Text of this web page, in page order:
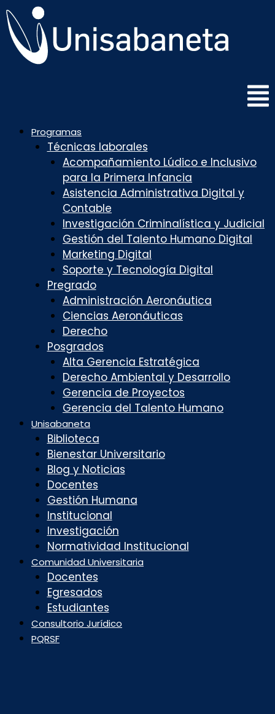
Saltar
al
contenido
Programas
Técnicas laborales
Acompañamiento Lúdico e Inclusivo
para la Primera Infancia
Asistencia Administrativa Digital y
Contable
Investigación Criminalística y Judicial
Gestión del Talento Humano Digital
Marketing Digital
Soporte y Tecnología Digital
Pregrado
Administración Aeronáutica
Ciencias Aeronáuticas
Derecho
Posgrados
Alta Gerencia Estratégica
Derecho Ambiental y Desarrollo
Gerencia de Proyectos
Gerencia del Talento Humano
Unisabaneta
Biblioteca
Bienestar Universitario
Blog y Noticias
Docentes
Gestión Humana
Institucional
Investigación
Normatividad Institucional
Comunidad Universitaria
Docentes
Egresados
Estudiantes
Consultorio Jurídico
PQRSF